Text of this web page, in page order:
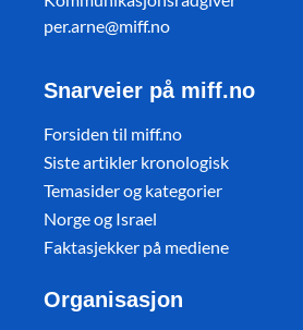
per.arne@miff.no
Snarveier på miff.no
Forsiden til miff.no
Siste artikler kronologisk
Temasider og kategorier
Norge og Israel
Faktasjekker på mediene
Organisasjon